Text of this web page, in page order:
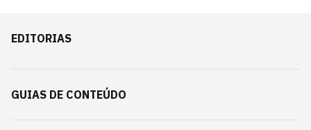
EDITORIAS
GUIAS DE CONTEÚDO